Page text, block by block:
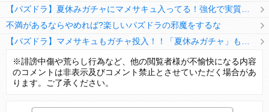
不満があるならやめれば?楽しいパズドラの邪魔をするな
【パズドラ】TB・HEARTSの6人は全員分岐進化とアシスト2種あり！HEARTSエンジェルの進化いいな
変な所でセーブして詰んだゲーム、貴方にはありますか？
※誹謗中傷や荒らし行為など、他の閲覧者様が不愉快になる内容
のコメントは非表示及びコメント禁止とさせていただく場合があ
ります。ご了承ください。